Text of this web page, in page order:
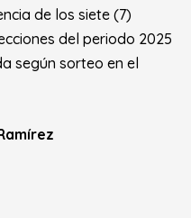
de los siete (7)
del periodo 2025
según sorteo en el